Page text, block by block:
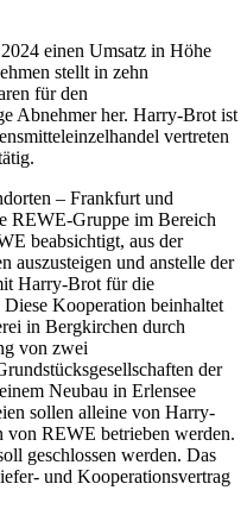
einen Umsatz in Höhe
stellt in zehn
für den
Abnehmer her. Harry-Brot ist
vertreten
– Frankfurt und
REWE-Gruppe im Bereich
beabsichtigt, aus der
auszusteigen und anstelle der
Harry-Brot für die
Kooperation beinhaltet
in Bergkirchen durch
von zwei
der
Neubau in Erlensee
sollen alleine von Harry-
REWE betrieben werden.
geschlossen werden. Das
und Kooperationsvertrag